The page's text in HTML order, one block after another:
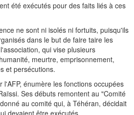
été exécutés pour des faits liés à ces
ne sont ni isolés ni fortuits, puisqu'ils
dans le but de faire taire les
qui vise plusieurs
meurtre, emprisonnement,
et persécutions.
l'AFP, énumère les fonctions occupées
Ses débuts remontent au "Comité
au comité qui, à Téhéran, décidait